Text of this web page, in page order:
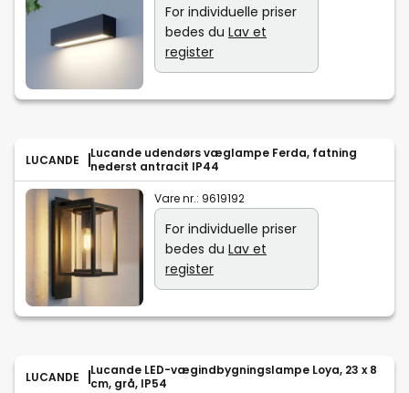
For individuelle priser
bedes du Lav et
register
LUCANDE
Lucande udendørs væglampe Ferda, fatning
nederst antracit IP44
Vare nr.: 9619192
For individuelle priser
bedes du Lav et
register
LUCANDE
Lucande LED-vægindbygningslampe Loya, 23 x 8
cm, grå, IP54